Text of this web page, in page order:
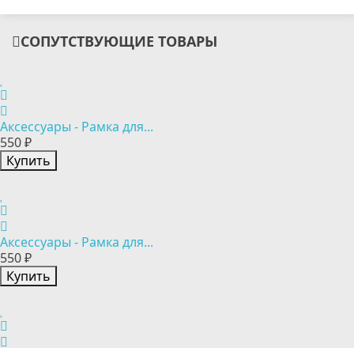
СОПУТСТВУЮЩИЕ ТОВАРЫ
Аксессуары - Рамка для...
550 ₽
Купить
Аксессуары - Рамка для...
550 ₽
Купить